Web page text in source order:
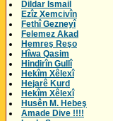
Dildar Îsmail
Ezîz Xemcivîn
Fethî Gezneyî
Felemez Akad
Hemreş Reşo
Hîwa Qasim
Hindirîn Gullî
Hekîm Xêlexî
Hejarê Kurd
Hekîm Xêlexî
Husên M. Hebeş
Amade Dive !!!!